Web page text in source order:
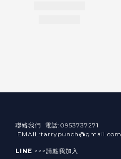
聯絡我們 電話:0953737271
EMAIL:tarrypunch@gmail.com
LINE <<<請點我加入